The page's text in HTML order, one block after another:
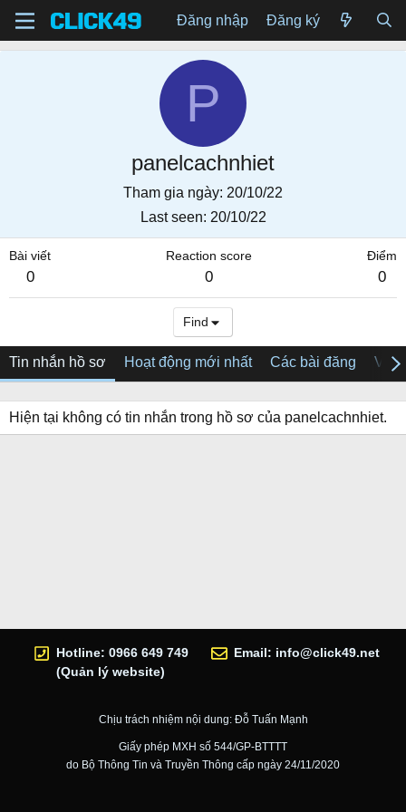
Đăng nhập Đăng ký
P
panelcachnhiet
Tham gia ngày 20/10/22
Last seen 20/10/22
Bài viết
0
Reaction score
0
Điểm
0
Find
Tin nhắn hồ sơ Hoạt động mới nhất Các bài đăng Về
Hiện tại không có tin nhắn trong hồ sơ của panelcachnhiet.
Hotline: 0966 649 749
(Quản lý website)
Email: info@click49.net
Chịu trách nhiệm nội dung: Đỗ Tuấn Mạnh
Giấy phép MXH số 544/GP-BTTTT
do Bộ Thông Tin và Truyền Thông cấp ngày 24/11/2020